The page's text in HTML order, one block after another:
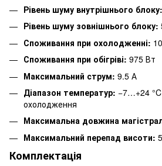
Рівень шуму внутрішнього блоку:
Рівень шуму зовнішнього блоку:
Споживання при охолодженні:
Споживання при обігріві: 975 Вт
Максимальний струм: 9.5 А
Діапазон температур: −7…+24 °C
охолодження
Максимальна довжина
Максимальний перепад висоти:
Комплектація